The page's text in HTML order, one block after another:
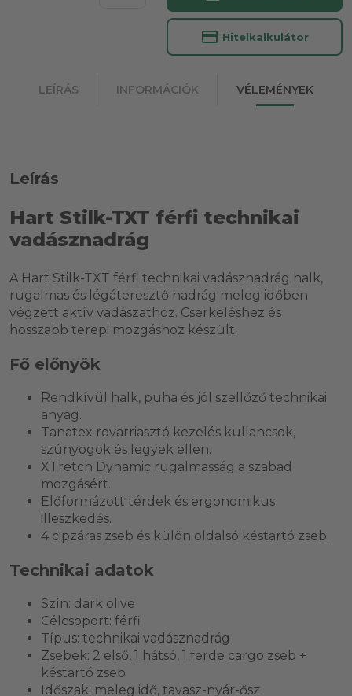
credit_card Hitelkalkulátor
LEÍRÁS INFORMÁCIÓK VÉLEMÉNYEK
Leírás
Hart Stilk-TXT férfi technikai
vadásznadrág
A Hart Stilk-TXT férfi technikai vadásznadrág halk,
rugalmas és légáteresztő nadrág meleg időben
végzett aktív vadászathoz. Cserkeléshez és
hosszabb terepi mozgáshoz készült.
Fő előnyök
Rendkívül halk, puha és jól szellőző technikai
anyag.
Tanatex rovarriasztó kezelés kullancsok,
szúnyogok és legyek ellen.
XTretch Dynamic rugalmasság a szabad
mozgásért.
Előformázott térdek és ergonomikus
illeszkedés.
4 cipzáras zseb és külön oldalsó késtartó zseb.
Technikai adatok
Szín: dark olive
Célcsoport: férfi
Típus: technikai vadásznadrág
Zsebek: 2 első, 1 hátsó, 1 ferde cargo zseb +
késtartó zseb
Időszak: meleg idő, tavasz-nyár-ősz